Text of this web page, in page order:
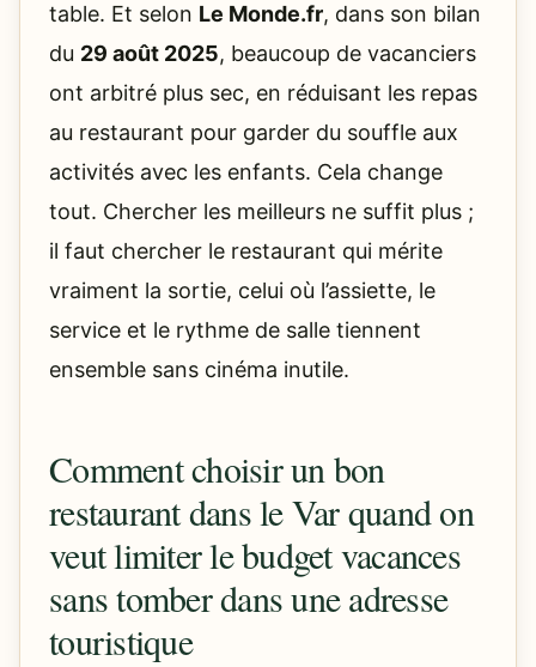
table. Et selon Le Monde.fr, dans son bilan
du 29 août 2025, beaucoup de vacanciers
ont arbitré plus sec, en réduisant les repas
au restaurant pour garder du souffle aux
activités avec les enfants. Cela change
tout. Chercher les meilleurs ne suffit plus ;
il faut chercher le restaurant qui mérite
vraiment la sortie, celui où l’assiette, le
service et le rythme de salle tiennent
ensemble sans cinéma inutile.
Comment choisir un bon
restaurant dans le Var quand on
veut limiter le budget vacances
sans tomber dans une adresse
touristique